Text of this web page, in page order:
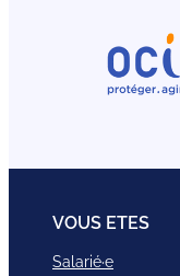
VOUS ETES
Salarié·e